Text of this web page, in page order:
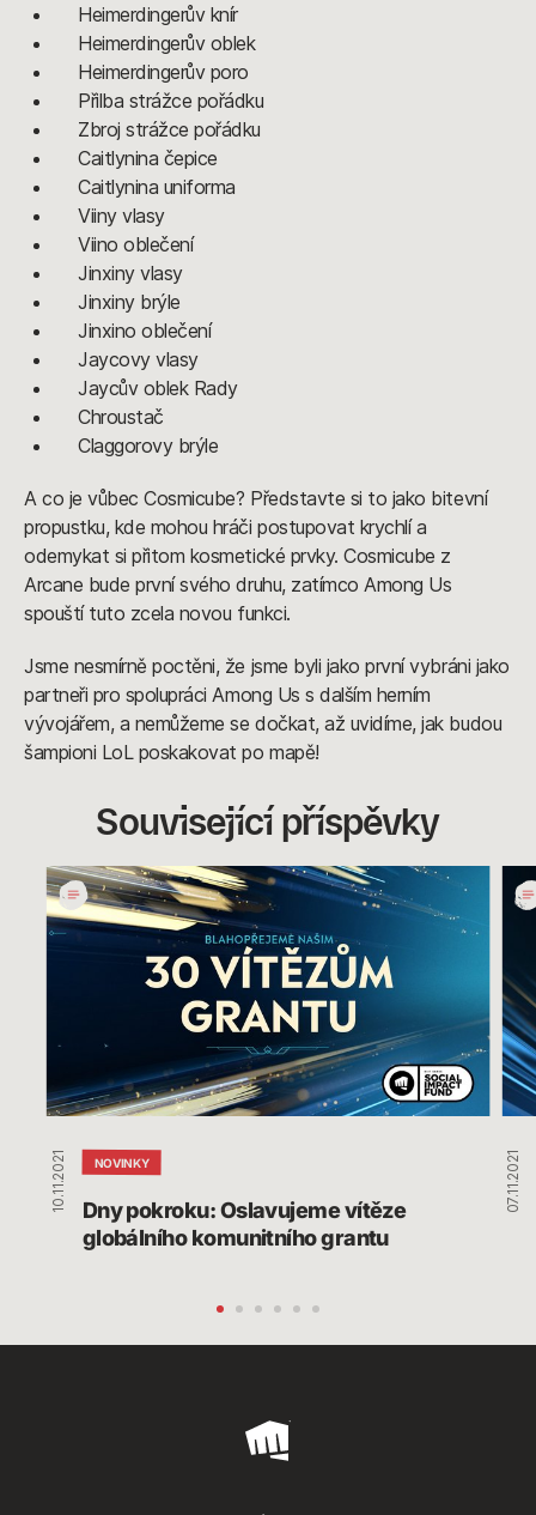
Heimerdingerův knír
Heimerdingerův oblek
Heimerdingerův poro
Přilba strážce pořádku
Zbroj strážce pořádku
Caitlynina čepice
Caitlynina uniforma
Viiny vlasy
Viino oblečení
Jinxiny vlasy
Jinxiny brýle
Jinxino oblečení
Jaycovy vlasy
Jaycův oblek Rady
Chroustač
Claggorovy brýle
A co je vůbec Cosmicube? Představte si to jako bitevní
propustku, kde mohou hráči postupovat krychlí a
odemykat si přitom kosmetické prvky. Cosmicube z
Arcane bude první svého druhu, zatímco Among Us
spouští tuto zcela novou funkci.
Jsme nesmírně poctěni, že jsme byli jako první vybráni jako
partneři pro spolupráci Among Us s dalším herním
vývojářem, a nemůžeme se dočkat, až uvidíme, jak budou
šampioni LoL poskakovat po mapě!
Související příspěvky
Dny
pokroku:
Oslavujeme
grantu
NOVINKY
Dny pokroku: Oslavujeme vítěze
globálního komunitního grantu
10.11.2021 07.11.2021
Riot